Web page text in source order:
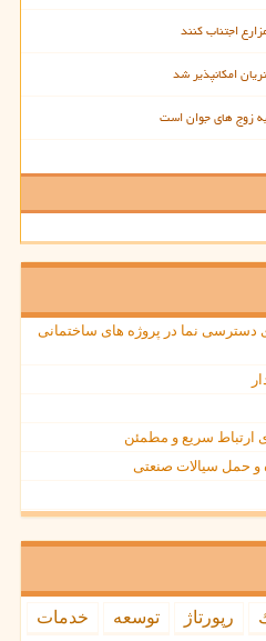
اجتناب کنند
امکانپذیر شد
دسترسی نما در پروژه های ساختمانی
ارتباط سریع و مطمئن
و حمل سیالات صنعتی
رپورتاژ توسعه
خدمات